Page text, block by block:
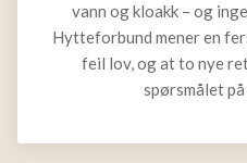
vann og kloakk – og
Hytteforbund mener en
feil lov, og at to nye
spørsmålet